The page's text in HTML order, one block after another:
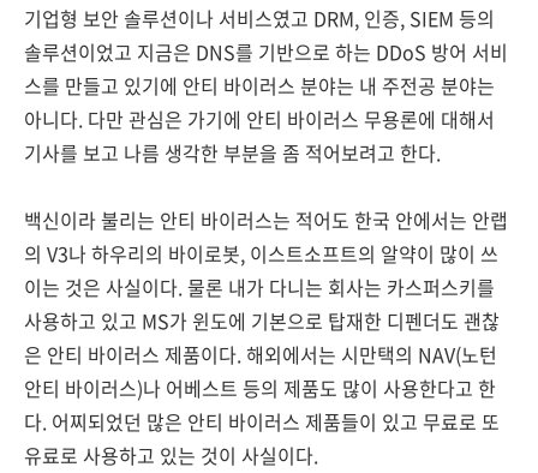
기업형 보안 솔루션이나 서비스였고 DRM, 인증, SIEM 등의
솔루션이었고 지금은 DNS를 기반으로 하는 DDoS 방어 서비
스를 만들고 있기에 안티 바이러스 분야는 내 주전공 분야는
아니다. 다만 관심은 가기에 안티 바이러스 무용론에 대해서
기사를 보고 나름 생각한 부분을 좀 적어보려고 한다.
백신이라 불리는 안티 바이러스는 적어도 한국 안에서는 안랩
의 V3나 하우리의 바이로봇, 이스트소프트의 알약이 많이 쓰
이는 것은 사실이다. 물론 내가 다니는 회사는 카스퍼스키를
사용하고 있고 MS가 윈도에 기본으로 탑재한 디펜더도 괜찮
은 안티 바이러스 제품이다. 해외에서는 시만택의 NAV(노턴
안티 바이러스)나 어베스트 등의 제품도 많이 사용한다고 한
다. 어찌되었던 많은 안티 바이러스 제품들이 있고 무료로 또
유료로 사용하고 있는 것이 사실이다.